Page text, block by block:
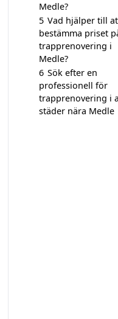
Medle?
5 Vad hjälper till
bestämma priset
trapprenovering i
Medle?
6 Sök efter en
professionell för
trapprenovering i
städer nära Medle